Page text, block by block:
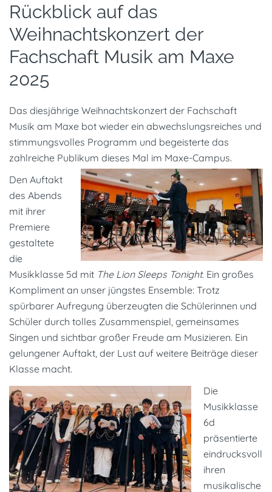
Rückblick auf das
Weihnachtskonzert der
Fachschaft Musik am Maxe
2025
Das diesjährige Weihnachtskonzert der Fachschaft
Musik am Maxe bot wieder ein abwechslungsreiches und
stimmungsvolles Programm und begeisterte das
zahlreiche Publikum dieses Mal im Maxe-Campus.
Den Auftakt
des Abends
mit ihrer
Premiere
gestaltete
die
Musikklasse 5d mit The Lion Sleeps Tonight. Ein großes
Kompliment an unser jüngstes Ensemble: Trotz
spürbarer Aufregung überzeugten die Schülerinnen und
Schüler durch tolles Zusammenspiel, gemeinsames
Singen und sichtbar großer Freude am Musizieren. Ein
gelungener Auftakt, der Lust auf weitere Beiträge dieser
Klasse macht.
Die
Musikklasse
6d
präsentierte
eindrucksvoll
ihren
musikalische